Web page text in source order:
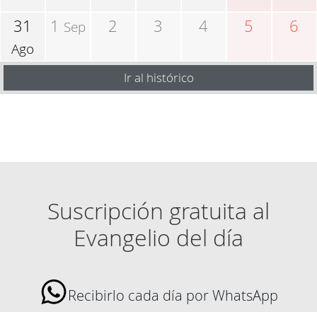
31
Ago
1 Sep 2 3 4 5 6
Ir al histórico
Suscripción gratuita al
Evangelio del día
Recibirlo cada día por WhatsApp